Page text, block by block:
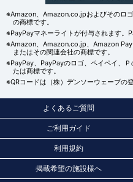
※Amazon、Amazon.co.jpおよびそのロ
の商標です。
※PayPayマネーライトが付与されます。
※Amazon、Amazon.co.jp、Amazon
またはその関連会社の商標です。
※PayPay、PayPayのロゴ、ペイペイ、
たは商標です。
※QRコードは（株）デンソーウェーブの
よくあるご質問
ご利用ガイド
利用規約
掲載希望の施設様へ